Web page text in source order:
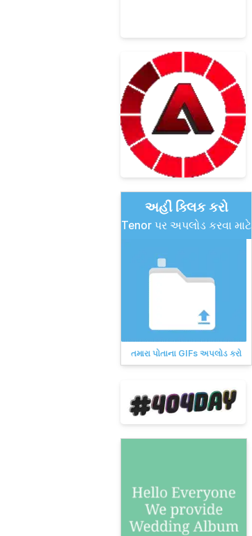
અહીં ક્લિક કરો
Tenor પર અપલોડ કરવા માટે
તમારા પોતાના GIFs અપલોડ કરો